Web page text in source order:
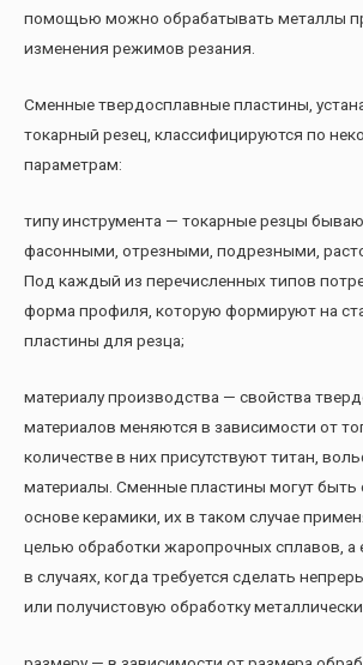
помощью можно обрабатывать металлы
изменения режимов резания.
Сменные твердосплавные пластины,
токарный резец, классифицируются по
параметрам:
типу инструмента — токарные резцы
фасонными, отрезными, подрезными,
Под каждый из перечисленных типов
форма профиля, которую формируют на
пластины для резца;
материалу производства — свойства
материалов меняются в зависимости от
количестве в них присутствуют титан,
материалы. Сменные пластины могут быть
основе керамики, их в таком случае
целью обработки жаропрочных сплавов, а
в случаях, когда требуется сделать
или получистовую обработку